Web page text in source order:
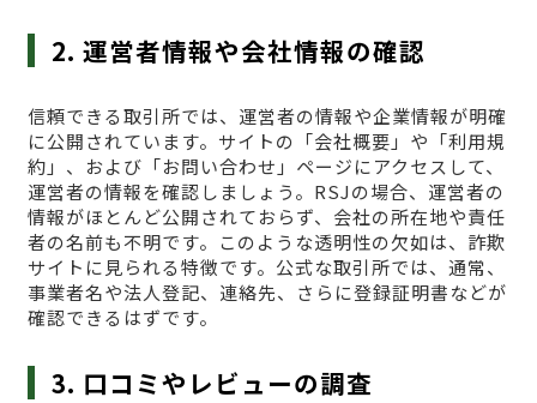
2. 運営者情報や会社情報の確認
信頼できる取引所では、運営者の情報や企業情報が明確
に公開されています。サイトの「会社概要」や「利用規
約」、および「お問い合わせ」ページにアクセスして、
運営者の情報を確認しましょう。RSJの場合、運営者の
情報がほとんど公開されておらず、会社の所在地や責任
者の名前も不明です。このような透明性の欠如は、詐欺
サイトに見られる特徴です。公式な取引所では、通常、
事業者名や法人登記、連絡先、さらに登録証明書などが
確認できるはずです。
3. 口コミやレビューの調査